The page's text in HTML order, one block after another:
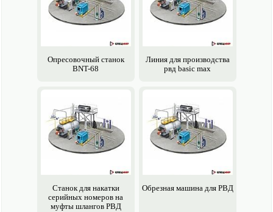
Опресовочный станок
BNT-68
Линия для производства
рвд basic max
Станок для накатки
серийных номеров на
муфты шлангов РВД
Обрезная машина для РВД